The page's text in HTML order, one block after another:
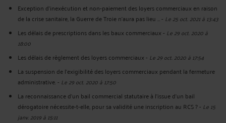
Exception d’inexécution et non-paiement des loyers commerciaux en raison
de la crise sanitaire, la Guerre de Troie n’aura pas lieu …- Le 25 oct. 2021 à 13:43
Les délais de prescriptions dans les baux commerciaux- Le 29 oct. 2020 à
18:00
Les délais de règlement des loyers commerciaux- Le 29 oct. 2020 à 17:54
La suspension de l'exigibilité des loyers commerciaux pendant la fermeture
administrative.- Le 29 oct. 2020 à 17:50
La reconnaissance d’un bail commercial statutaire à l’issue d’un bail
dérogatoire nécessite-t-elle, pour sa validité une inscription au RCS ?- Le 15
janv. 2019 à 15:11